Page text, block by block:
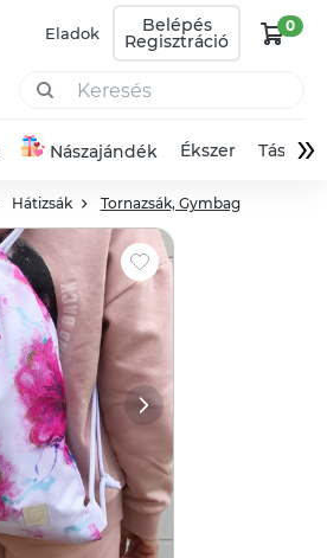
Eladok Belépés
Regisztráció
0
Nászajándék Ékszer Táska»
Hátizsák Tornazsák, Gymbag